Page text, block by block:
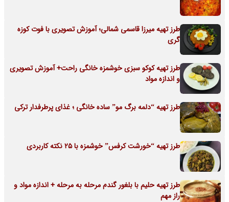
طرز تهیه میرزا قاسمی شمالی؛ آموزش تصویری با فوت‌ کوزه
گری
طرز تهیه کوکو سبزی خوشمزه خانگی راحت+ آموزش تصویری
و اندازه مواد
طرز تهیه “دلمه برگ مو” ساده خانگی ؛ غذای پرطرفدار ترکی
طرز تهیه “خورشت کرفس” خوشمزه با 25 نکته کاربردی
طرز تهیه حلیم با بلغور گندم مرحله به مرحله + اندازه مواد و
راز مهم